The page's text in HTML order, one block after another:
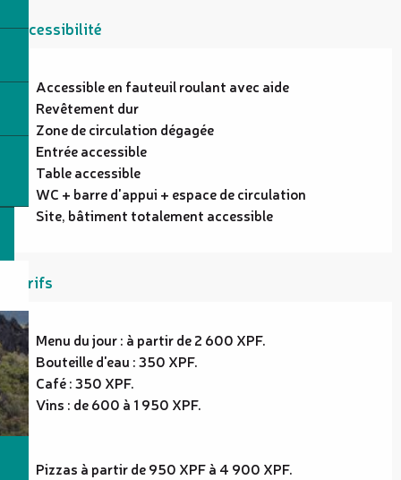
Accessibilité
Accessible en fauteuil roulant avec aide
Revêtement dur
Zone de circulation dégagée
Entrée accessible
Table accessible
WC + barre d'appui + espace de circulation
Site, bâtiment totalement accessible
Tarifs
Menu du jour : à partir de 2 600 XPF.
Bouteille d'eau : 350 XPF.
Café : 350 XPF.
Vins : de 600 à 1 950 XPF.
Pizzas à partir de 950 XPF à 4 900 XPF.